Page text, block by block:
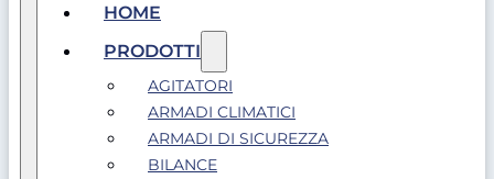
HOME
PRODOTTI
AGITATORI
ARMADI CLIMATICI
ARMADI DI SICUREZZA
BILANCE